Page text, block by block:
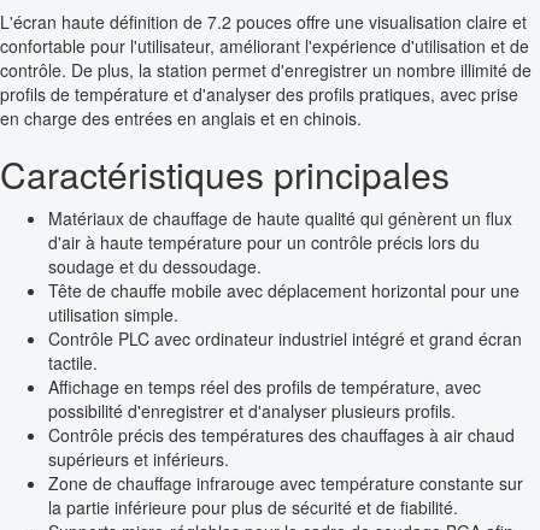
L'écran haute définition de 7.2 pouces offre une visualisation claire et
confortable pour l'utilisateur, améliorant l'expérience d'utilisation et de
contrôle. De plus, la station permet d'enregistrer un nombre illimité de
profils de température et d'analyser des profils pratiques, avec prise
en charge des entrées en anglais et en chinois.
Caractéristiques principales
Matériaux de chauffage de haute qualité qui génèrent un flux
d'air à haute température pour un contrôle précis lors du
soudage et du dessoudage.
Tête de chauffe mobile avec déplacement horizontal pour une
utilisation simple.
Contrôle PLC avec ordinateur industriel intégré et grand écran
tactile.
Affichage en temps réel des profils de température, avec
possibilité d'enregistrer et d'analyser plusieurs profils.
Contrôle précis des températures des chauffages à air chaud
supérieurs et inférieurs.
Zone de chauffage infrarouge avec température constante sur
la partie inférieure pour plus de sécurité et de fiabilité.